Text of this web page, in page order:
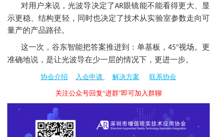
对用户来说，光波导决定了AR眼镜能不能看得更大、显
示更稳、结构更轻，同时也决定了技术从实验室参数走向可
量产的产品路径。
这一次，谷东智能把答案推进到：单基板， 45°视场。更
准确地说，是让光波导在少一层的情况下，更进一步。
协会介绍 入会申请 解决方案
联系协会
关注公众号回复“进群”即可加入群聊